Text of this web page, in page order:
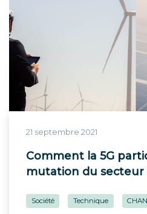
21 septembre 2021
Comment la 5G
mutation du secteur
Société Technique